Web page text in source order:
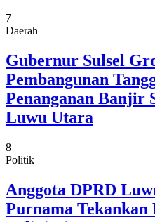
7
Daerah
Gubernur Sulsel
Pembangunan
Penanganan Banjir
Luwu Utara
8
Politik
Anggota DPRD
Purnama Tekankan